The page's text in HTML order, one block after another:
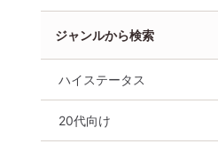
ジャンルから検索
ハイステータス
20代向け